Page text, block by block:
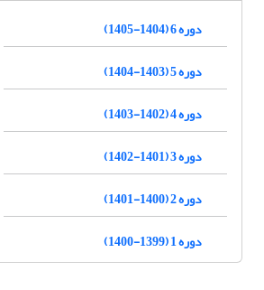
دوره 6 (1404-1405)
دوره 5 (1403-1404)
دوره 4 (1402-1403)
دوره 3 (1401-1402)
دوره 2 (1400-1401)
دوره 1 (1399-1400)